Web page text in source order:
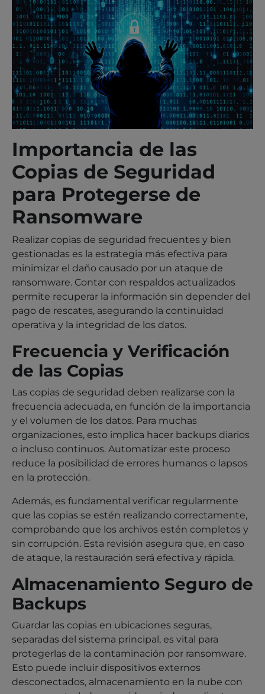
Importancia de las
Copias de Seguridad
para Protegerse de
Ransomware
Realizar copias de seguridad frecuentes y bien
gestionadas es la estrategia más efectiva para
minimizar el daño causado por un ataque de
ransomware. Contar con respaldos actualizados
permite recuperar la información sin depender del
pago de rescates, asegurando la continuidad
operativa y la integridad de los datos.
Frecuencia y Verificación
de las Copias
Las copias de seguridad deben realizarse con la
frecuencia adecuada, en función de la importancia
y el volumen de los datos. Para muchas
organizaciones, esto implica hacer backups diarios
o incluso continuos. Automatizar este proceso
reduce la posibilidad de errores humanos o lapsos
en la protección.
Además, es fundamental verificar regularmente
que las copias se estén realizando correctamente,
comprobando que los archivos estén completos y
sin corrupción. Esta revisión asegura que, en caso
de ataque, la restauración será efectiva y rápida.
Almacenamiento Seguro de
Backups
Guardar las copias en ubicaciones seguras,
separadas del sistema principal, es vital para
protegerlas de la contaminación por ransomware.
Esto puede incluir dispositivos externos
desconectados, almacenamiento en la nube con